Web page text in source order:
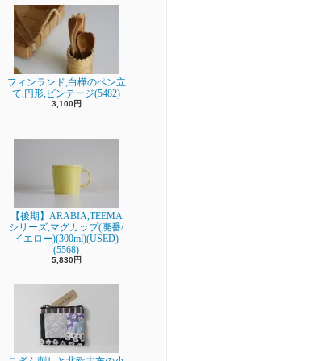
フィンランド,白樺のペン立
て,円形,ビンテージ(5482)
3,100円
【後期】ARABIA,TEEMA
シリーズ,マグカップ(廃番/
イエロー)(300ml)(USED)
(5568)
5,830円